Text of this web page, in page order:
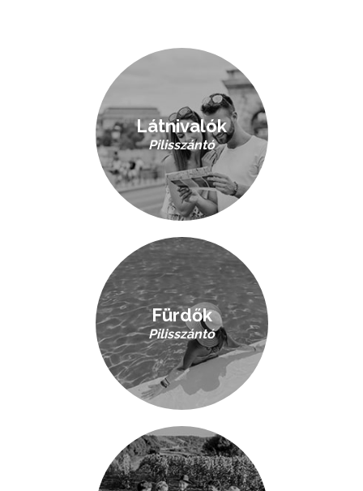
Látnivalók
Pilisszántó
Fürdők
Pilisszántó